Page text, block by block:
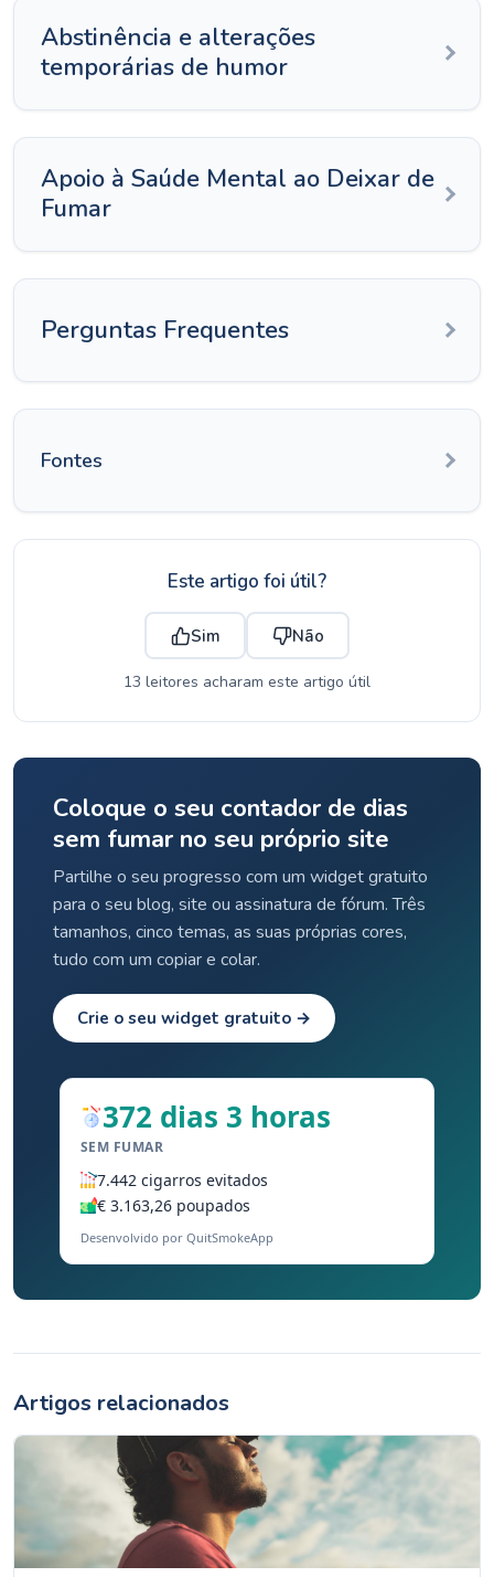
Abstinência e alterações
temporárias de humor
Apoio à Saúde Mental ao Deixar de
Fumar
Perguntas Frequentes
Fontes
Este artigo foi útil?
Sim Não
13 leitores acharam este artigo útil
Coloque o seu contador de dias
sem fumar no seu próprio site
Partilhe o seu progresso com um widget gratuito
para o seu blog, site ou assinatura de fórum. Três
tamanhos, cinco temas, as suas próprias cores,
tudo com um copiar e colar.
Crie o seu widget gratuito →
372 dias 3 horas
SEM FUMAR
7.442 cigarros evitados
€ 3.163,26 poupados
Desenvolvido por QuitSmokeApp
Artigos relacionados